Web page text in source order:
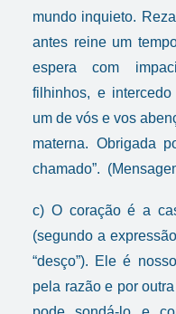
mundo inquieto.
antes reine um
espera com
filhinhos, e
um de vós e vos
materna. Obrigada
chamado”.
c) O coração é a
(segundo a
“desço”). Ele é
pela razão e por